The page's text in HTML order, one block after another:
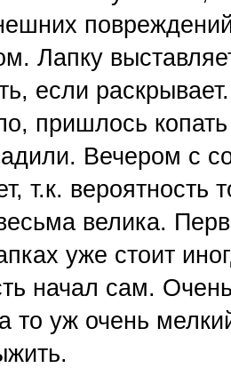
Лапку
если
пришлось
Вечером с
т.к. вероятность
велика.
уже стоит
начал сам.
то уж очень